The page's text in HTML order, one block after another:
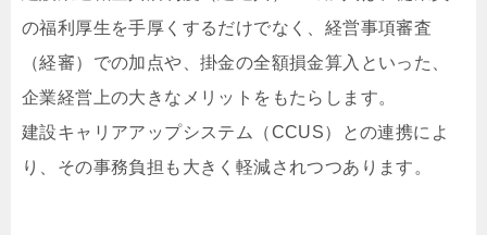
の福利厚生を手厚くするだけでなく、経営事項審査
（経審）での加点や、掛金の全額損金算入といった、
企業経営上の大きなメリットをもたらします。
建設キャリアアップシステム（CCUS）との連携によ
り、その事務負担も大きく軽減されつつあります。